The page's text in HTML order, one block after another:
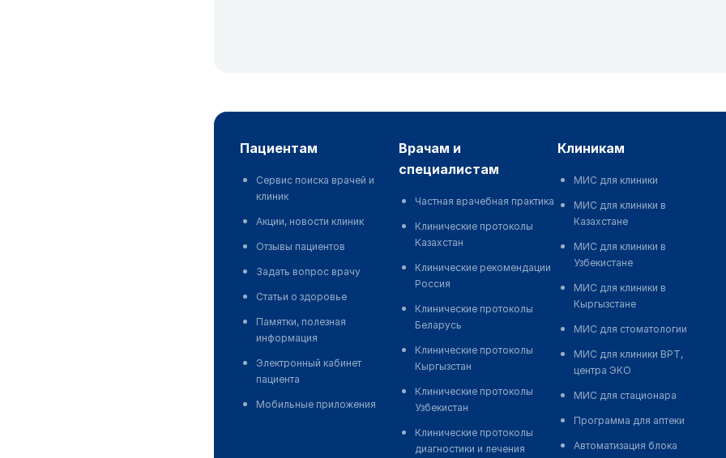
пациентам
Сервис поиска врачей и
клиник
Акции, новости клиник
Отзывы пациентов
Задать вопрос врачу
Статьи о здоровье
Памятки, полезная
информация
Электронный кабинет
пациента
Мобильные приложения
врачам и
специалистам
Частная врачебная практика
Клинические протоколы
Казахстан
Клинические рекомендации
Россия
Клинические протоколы
Беларусь
Клинические протоколы
Кыргызстан
Клинические протоколы
Узбекистан
Клинические протоколы
диагностики и лечения
клиникам
МИС для клиники
МИС для клиники в
Казахстане
МИС для клиники в
Узбекистане
МИС для клиники в
Кыргызстане
МИС для стоматологии
МИС для клиники ВРТ,
центра ЭКО
МИС для стационара
Программа для аптеки
Автоматизация блока